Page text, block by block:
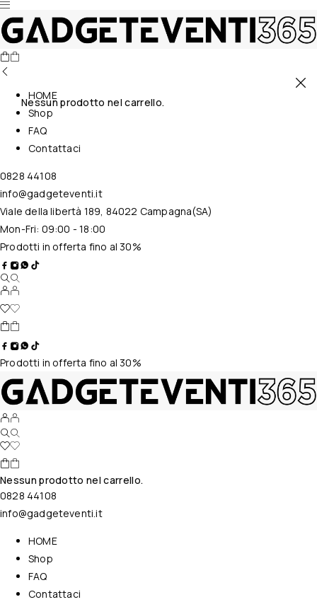
Nessun prodotto nel carrello.
HOME
Shop
FAQ
Contattaci
0828 44108
info@gadgeteventi.it
Viale della libertà 189, 84022 Campagna(SA)
Mon-Fri: 09:00 - 18:00
Prodotti in offerta fino al 30%
Prodotti in offerta fino al 30%
Nessun prodotto nel carrello.
0828 44108
info@gadgeteventi.it
HOME
Shop
FAQ
Contattaci